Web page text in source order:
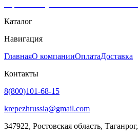
Каталог
Навигация
ГлавнаяО компанииОплатаДоставка
Контакты
8(800)101-68-15
krepezhrussia@gmail.com
347922, Ростовская область, Таганрог,